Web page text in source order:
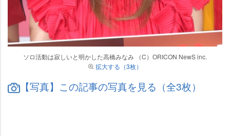
ソロ活動は寂しいと明かした高橋みなみ （C）ORICON NewS inc.
拡大する（3枚）
【写真】この記事の写真を見る（全3枚）